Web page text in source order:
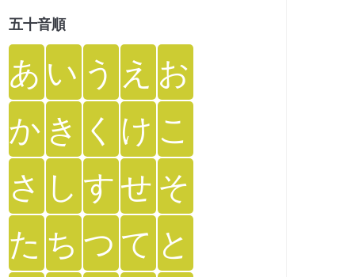
五十音順
あ い う え お
か き く け こ
さ し すせ そ
た ち つ て と